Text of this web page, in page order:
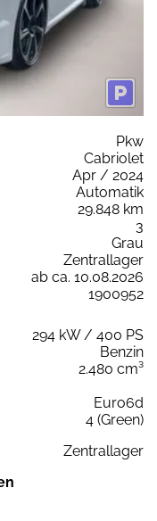
Pkw
Cabriolet
Apr / 2024
Automatik
29.848 km
3
Grau
Zentrallager
ab ca. 10.08.2026
1900952
294 kW / 400 PS
Benzin
2.480 cm³
Euro6d
4 (Green)
Zentrallager